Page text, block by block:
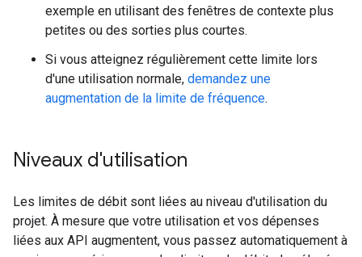
exemple en utilisant des fenêtres de contexte plus
petites ou des sorties plus courtes.
Si vous atteignez régulièrement cette limite lors
d'une utilisation normale, demandez une
augmentation de la limite de fréquence.
Niveaux d'utilisation
Les limites de débit sont liées au niveau d'utilisation du
projet. À mesure que votre utilisation et vos dépenses
liées aux API augmentent, vous passez automatiquement à